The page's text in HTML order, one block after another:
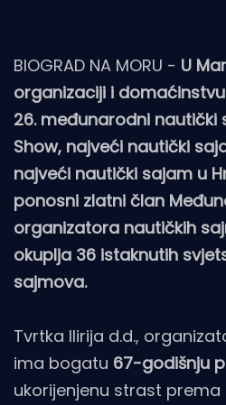
BIOGRAD NA MORU - U
organizaciji i
26. međunarodni nautički
Show, najveći nautički
najveći nautički sajam u
ponosni zlatni član
organizatora nautičkih
okuplja 36 istaknutih
sajmova.
Tvrtka Ilirija d.d.,
ima bogatu 67-godišnju
ukorijenjenu strast